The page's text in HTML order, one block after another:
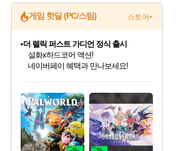
게임 핫딜 (PC/스팀) 스토어+
최대 90% 할인가를 만나보세요!
네이버혜택과 함께 만나보세요!
50%할인&추가 적립까지!
네이버 포인트 혜택까지!
이니&베니 혜택까지!
네이버 혜택가와 함께 예약하세요!
할인&네이버혜택으로 만나보세요!
더 렐릭 퍼스트 가디언 정식 출시
설화x하드코어 액션!
네이버페이 혜택과 만나보세요!
40주년 프로모션으로 만나보세요!
할인가에 만나보세요!
일부 에디션 상시 할인!
혜택으로 예약 판매 중
편안하게 충전하세요